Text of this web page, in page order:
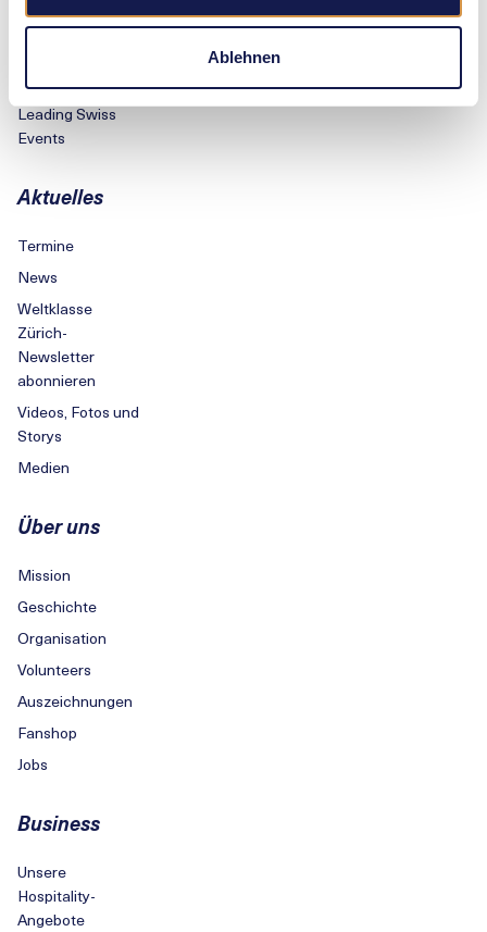
Ablehnen
VfG/LCZ
League
Leading Swiss
Events
Aktuelles
Termine
News
Weltklasse
Zürich-
Newsletter
abonnieren
Videos, Fotos und
Storys
Medien
Über uns
Mission
Geschichte
Organisation
Volunteers
Auszeichnungen
Fanshop
Jobs
Business
Unsere
Hospitality-
Angebote